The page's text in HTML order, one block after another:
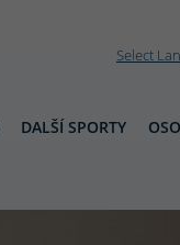
Select
DALŠÍ SPORTY